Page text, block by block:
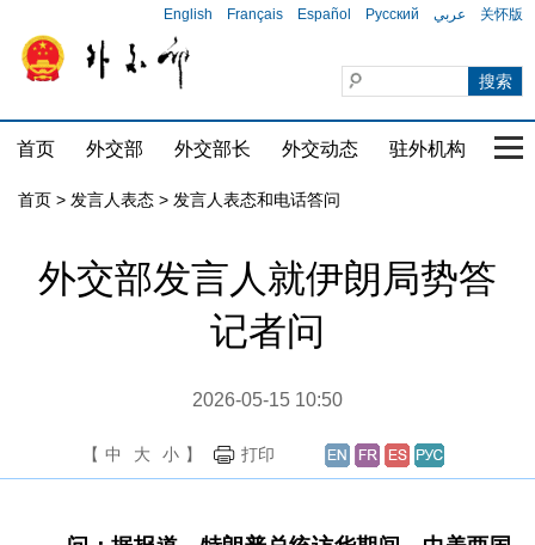
English Français Español Русский عربي 关怀版
首页 外交部 外交部长 外交动态 驻外机构 国
首页 > 发言人表态 > 发言人表态和电话答问
外交部发言人就伊朗局势答
记者问
2026-05-15 10:50
【 中 大 小 】 打印